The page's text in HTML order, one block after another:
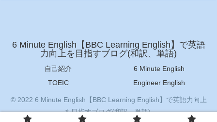
6 Minute English【BBC Learning English】で英語
力向上を目指すブログ(和訳、単語)
自己紹介
6 Minute English
TOEIC
Engineer English
© 2022 6 Minute English【BBC Learning English】で英語力向上
を目指すブログ(和訳、単語).